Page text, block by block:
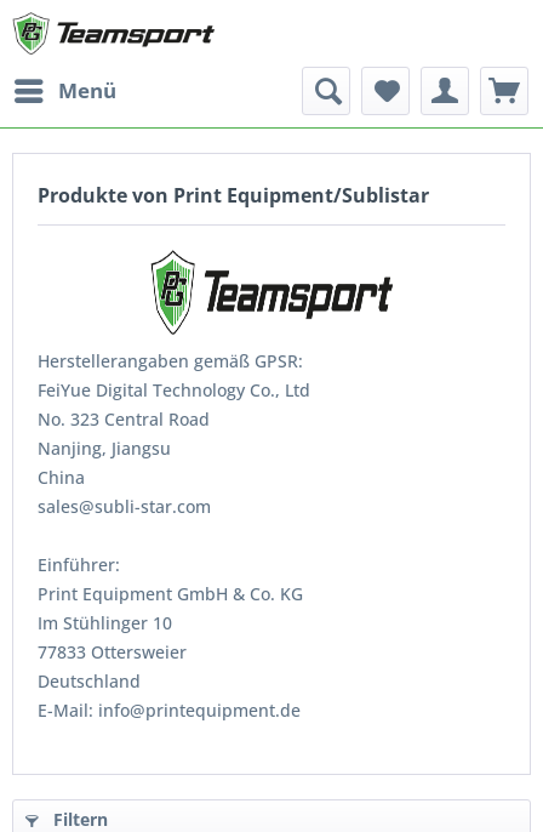
Menü
Produkte von Print Equipment/Sublistar
Herstellerangaben gemäß GPSR:
FeiYue Digital Technology Co., Ltd
No. 323 Central Road
Nanjing, Jiangsu
China
sales@subli-star.com
Einführer:
Print Equipment GmbH & Co. KG
Im Stühlinger 10
77833 Ottersweier
Deutschland
E-Mail: info@printequipment.de
Filtern